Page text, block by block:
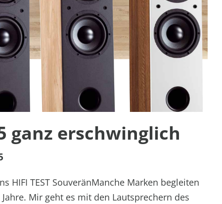
ganz erschwinglich
HIFI TEST SouveränManche Marken begleiten
Mir geht es mit den Lautsprechern des